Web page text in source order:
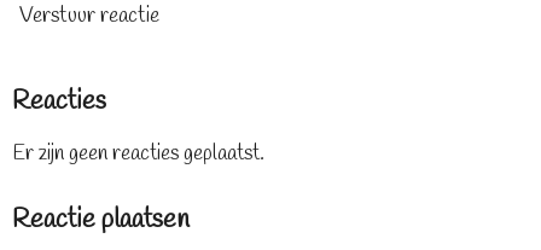
Verstuur reactie
Reacties
Er zijn geen reacties geplaatst.
Reactie plaatsen